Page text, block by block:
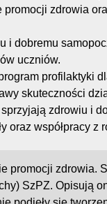
zdrowia
i dobremu
uczniów.
profilaktyki
skuteczności
zdrowiu i
oraz współpracy z
promocji zdrowia.
SzPZ. Opisują